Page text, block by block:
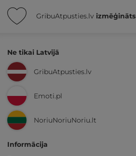
GribuAtpusties.lv izmēģināts
Ne tikai Latvijā
GribuAtpusties.lv
Emoti.pl
NoriuNoriuNoriu.lt
Informācija